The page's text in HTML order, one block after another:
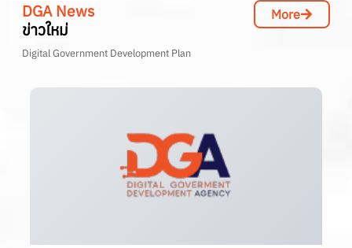
DGA News
ข่าวใหม่
More
Digital Government Development Plan